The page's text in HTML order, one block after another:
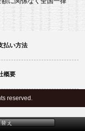
払い方法
概要
reserved.
替え